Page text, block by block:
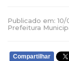
Publicado em:
Prefeitura
Compartilhar